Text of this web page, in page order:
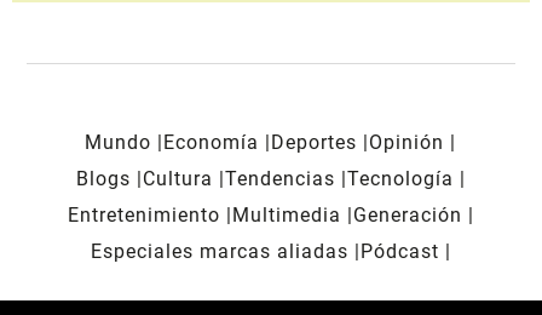
Mundo Economía Deportes
Opinión
Blogs
Cultura Tendencias Tecnología
Entretenimiento
Multimedia
Generación
Especiales marcas aliadas
Pódcast